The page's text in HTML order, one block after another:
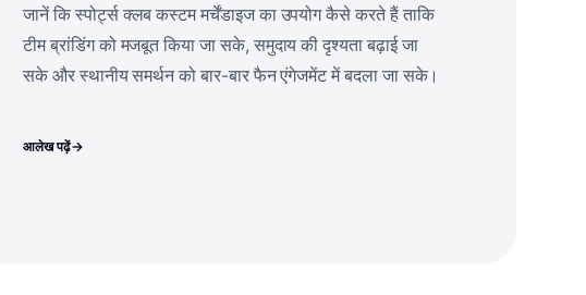
जानें कि स्पोर्ट्स क्लब कस्टम मर्चेंडाइज का उपयोग कैसे करते हैं ताकि
टीम ब्रांडिंग को मजबूत किया जा सके, समुदाय की दृश्यता बढ़ाई जा
सके और स्थानीय समर्थन को बार-बार फैन एंगेजमेंट में बदला जा सके।
आलेख पढ़ें→